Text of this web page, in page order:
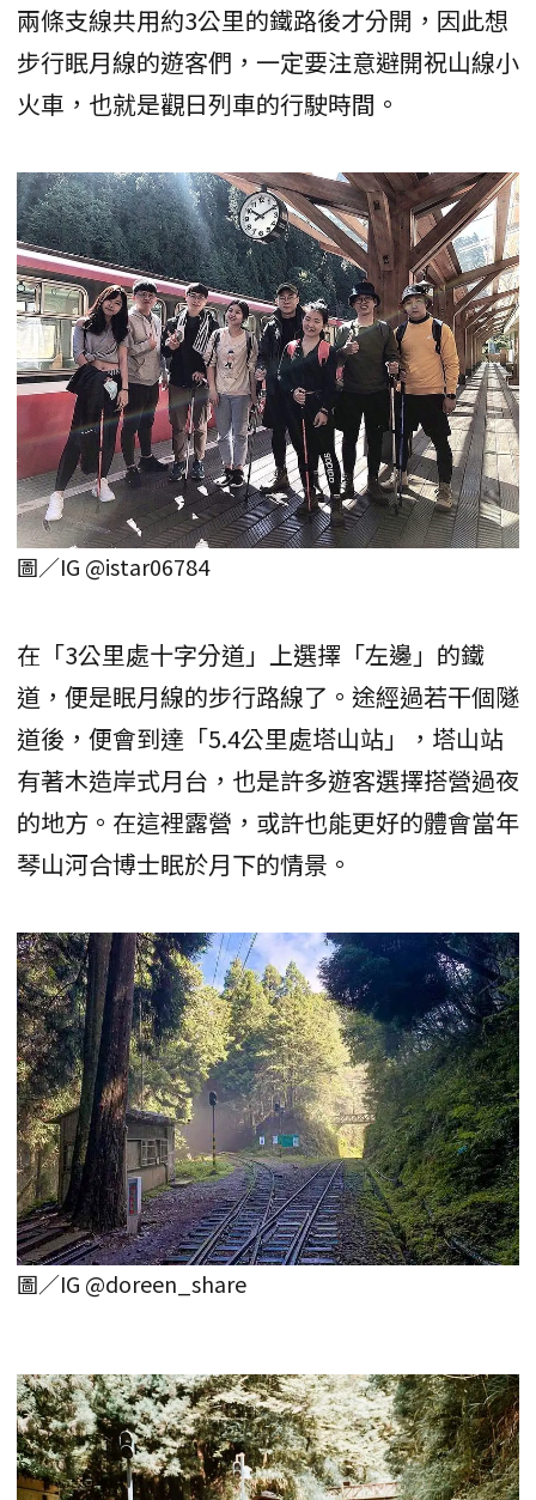
兩條支線共用約3公里的鐵路後才分開，因此想
步行眠月線的遊客們，一定要注意避開祝山線小
火車，也就是觀日列車的行駛時間。
圖／IG @istar06784
在「3公里處十字分道」上選擇「左邊」的鐵
道，便是眠月線的步行路線了。途經過若干個隧
道後，便會到達「5.4公里處塔山站」，塔山站
有著木造岸式月台，也是許多遊客選擇搭營過夜
的地方。在這裡露營，或許也能更好的體會當年
琴山河合博士眠於月下的情景。
圖／IG @doreen_share